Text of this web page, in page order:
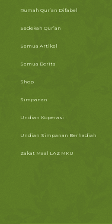
Rumah Qur’an Difabel
Sedekah Qur’an
Semua Artikel
Semua Berita
Shop
Simpanan
Undian Koperasi
Undian Simpanan Berhadiah
Zakat Maal LAZ MKU